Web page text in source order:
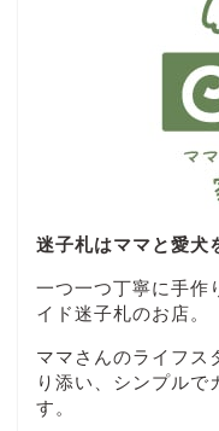
迷子札はママと愛犬
一つ一つ丁寧に手作
イド迷子札のお店。
ママさんのライフス
り添い、シンプルで
す。